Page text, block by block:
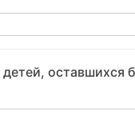
оставшихся